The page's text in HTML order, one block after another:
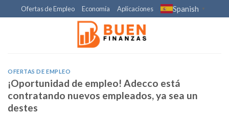
to
Ofertas de Empleo Economía Aplicaciones Spanish ▼
OFERTAS DE EMPLEO
¡Oportunidad de empleo! Adecco está
contratando nuevos empleados, ya sea un
destes